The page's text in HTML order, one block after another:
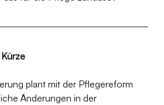
plant mit der Pflegereform
Änderungen in der